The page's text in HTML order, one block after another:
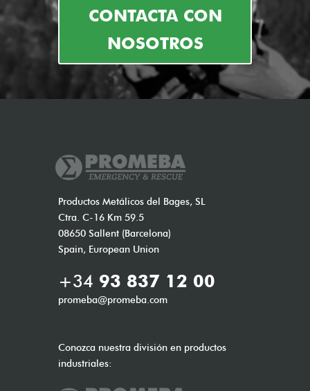
CONTACTA CON
NOSOTROS
Productos Metálicos del Bages, SL
Ctra. C-16 Km 59.5
08650 Sallent (Barcelona)
Spain, European Union
+34 93 837 12 00
promeba@promeba.com
Conozca nuestra división en productos
industriales: